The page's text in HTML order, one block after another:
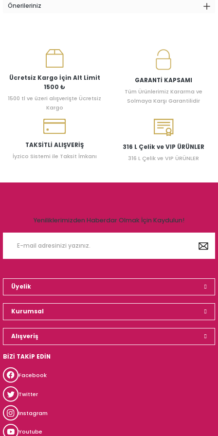
Önerileriniz
Ücretsiz Kargo İçin Alt Limit
1500 ₺
1500 tl ve üzeri alışverişte Ücretsiz
Kargo
GARANTİ KAPSAMI
Tüm Ürünlerimiz Kararma ve
Solmaya Karşı Garantilidir
TAKSİTLİ ALIŞVERİŞ
İyzico Sistemi ile Taksit İmkanı
316 L Çelik ve VIP ÜRÜNLER
316 L Çelik ve VIP ÜRÜNLER
Yeniliklerimizden Haberdar Olmak İçin Kaydulun!
Üyelik
Kurumsal
Alışveriş
BİZİ TAKİP EDİN
Facebook
Twitter
Instagram
Youtube